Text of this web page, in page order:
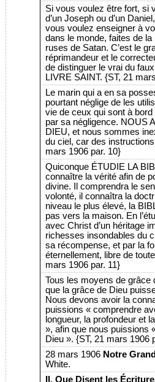
Si vous voulez être fort, si
d’un Joseph ou d’un
vous voulez enseigner à
dans le monde, faites de
ruses de Satan. C’est le
réprimandeur et le
de distinguer le vrai du
LIVRE SAINT. {ST, 21
Le marin qui a en sa
pourtant néglige de les
vie de ceux qui sont à
par sa négligence. NOUS
DIEU, et nous sommes
du ciel, car des
mars 1906 par. 10}
Quiconque ÉTUDIE LA
connaître la vérité afin de
divine. Il comprendra le
volonté, il connaîtra la
niveau le plus élevé, la
pas vers la maison. En
avec Christ d’un héritage
richesses insondables du
sa récompense, et par la
éternellement, libre de
mars 1906 par. 11}
Tous les moyens de grâce
que la grâce de Dieu
Nous devons avoir la
puissions « comprendre
longueur, la profondeur et
», afin que nous puissions
Dieu ». {ST, 21 mars 1906
28 mars 1906 Notre
White.
II. Que Disent les